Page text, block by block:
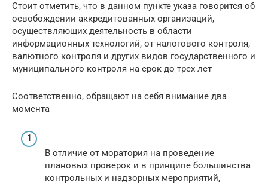
Стоит отметить, что в данном пункте указа говорится об
освобождении аккредитованных организаций,
осуществляющих деятельность в области
информационных технологий, от налогового контроля,
валютного контроля и других видов государственного и
муниципального контроля на срок до трех лет
Соответственно, обращают на себя внимание два
момента
В отличие от моратория на проведение
плановых проверок и в принципе большинства
контрольных и надзорных мероприятий,